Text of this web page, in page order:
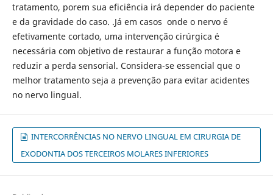
tratamento, porem sua eficiência irá depender do paciente
e da gravidade do caso. .Já em casos onde o nervo é
efetivamente cortado, uma intervenção cirúrgica é
necessária com objetivo de restaurar a função motora e
reduzir a perda sensorial. Considera-se essencial que o
melhor tratamento seja a prevenção para evitar acidentes
no nervo lingual.
INTERCORRÊNCIAS NO NERVO LINGUAL EM CIRURGIA DE
EXODONTIA DOS TERCEIROS MOLARES INFERIORES